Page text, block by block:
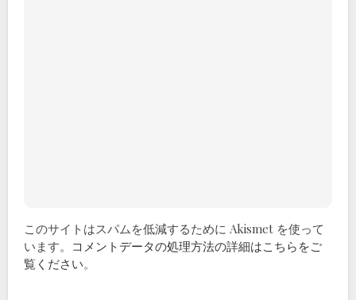
このサイトはスパムを低減するために Akismet を使って
います。 コメントデータの処理方法の詳細はこちらをご
覧ください。